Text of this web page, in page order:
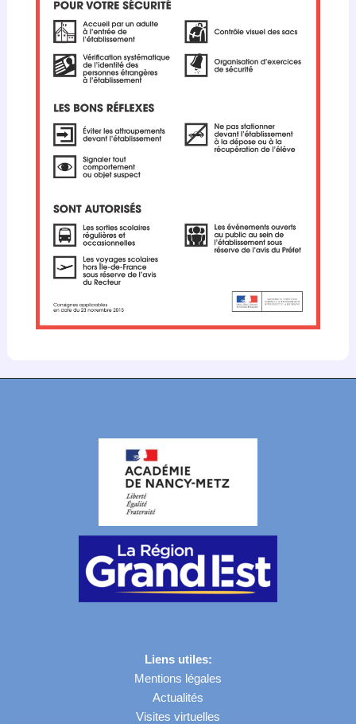
Liens utiles:
Mentions légales
Actualités
Visites virtuelles